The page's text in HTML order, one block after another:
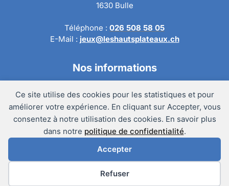
Ce site utilise des cookies pour les statistiques et pour
améliorer votre expérience. En cliquant sur Accepter, vous
consentez à notre utilisation des cookies. En savoir plus
dans notre politique de confidentialité.
Accepter
Refuser
Préférences des cookies
1630 Bulle
Téléphone : 026 508 58 05
E-Mail : jeux@leshautsplateaux.ch
Nos informations
Politique de confidentialité
Politique de retour
Mentions légales
@Copyright 2024 – Les Hauts Plateaux Sàrl